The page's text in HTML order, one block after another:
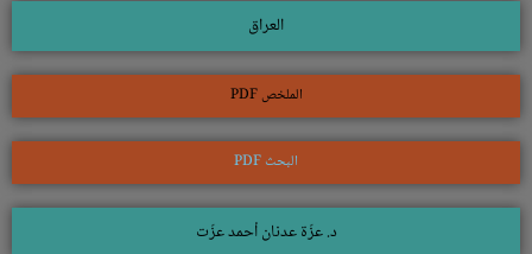
العراق
الملخص PDF
البحث PDF
د. عزّة عدنان أحمد عزّت